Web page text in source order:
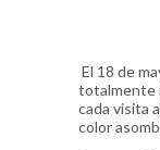
El 18 de
totalmente
cada visita
color